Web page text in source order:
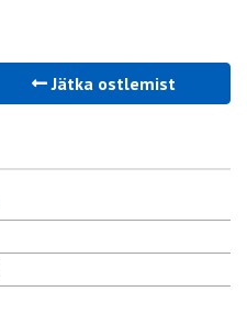
Jätka ostlemist